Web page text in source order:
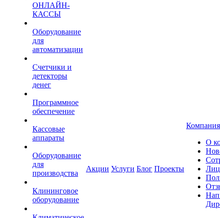
ОНЛАЙН-
КАССЫ
Оборудование
для
автоматизации
Счетчики и
детекторы
денег
Программное
обеспечение
Кассовые
аппараты
Оборудование
для
производства
Клининговое
оборудование
Акции Услуги Блог Проекты
Компания
О